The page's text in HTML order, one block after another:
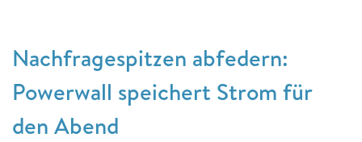
Nachfragespitzen abfedern:
Powerwall speichert Strom für
den Abend